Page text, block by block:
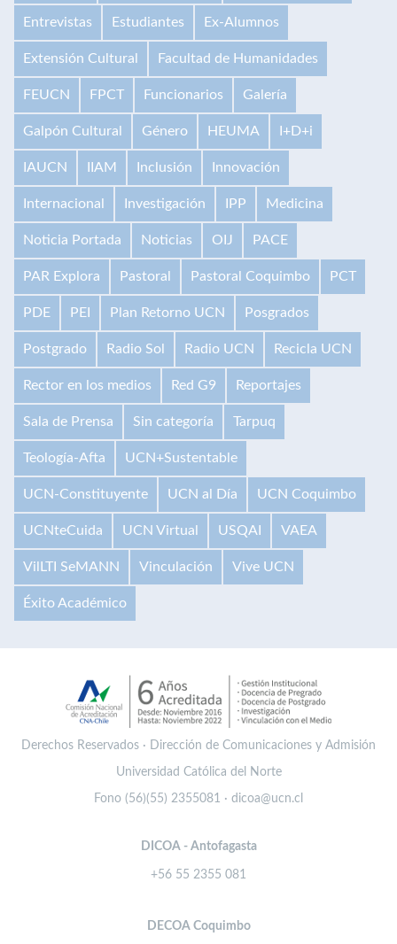
Entrevistas Estudiantes Ex-Alumnos
Extensión Cultural Facultad de Humanidades
FEUCN FPCT Funcionarios Galería
Galpón Cultural Género HEUMA I+D+i
IAUCN IIAM Inclusión Innovación
Internacional Investigación IPP Medicina
Noticia Portada Noticias OIJ PACE
PAR Explora Pastoral Pastoral Coquimbo PCT
PDE PEI Plan Retorno UCN Posgrados
Postgrado Radio Sol Radio UCN Recicla UCN
Rector en los medios Red G9 Reportajes
Sala de Prensa Sin categoría Tarpuq
Teología-Afta UCN+Sustentable
UCN-Constituyente UCN al Día UCN Coquimbo
UCNteCuida UCN Virtual USQAI VAEA
VilLTI SeMANN Vinculación Vive UCN
Éxito Académico
Derechos Reservados · Dirección de Comunicaciones y Admisión
Universidad Católica del Norte
Fono (56)(55) 2355081 · dicoa@ucn.cl
DICOA - Antofagasta
+56 55 2355 081
DECOA Coquimbo